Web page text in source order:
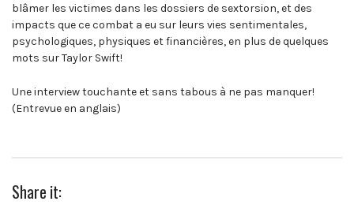
blâmer les victimes dans les dossiers de sextorsion, et des
impacts que ce combat a eu sur leurs vies sentimentales,
psychologiques, physiques et financières, en plus de quelques
mots sur Taylor Swift!
Une interview touchante et sans tabous à ne pas manquer!
(Entrevue en anglais)
Share it: